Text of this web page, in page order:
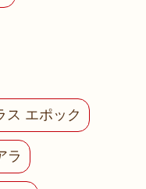
ス エポック
ラ